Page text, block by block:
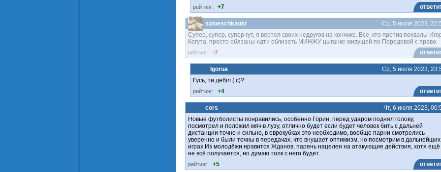
рейтинг: +7
saloeschkaukr
Ср, 5 июля 2023,
Супер, супер, супер гут, я вертел своих недругов на кончике. Все, кто против похвалы
Когута, просто обязаны идти облизать МИНЖУ цыганке живущей по Передовой с право.
рейтинг: -7
Igorua
Ср, 5 июля 2023,
Гусь, ти дебіл ( с)?
рейтинг: +4
cors
Чт, 6 июля 2023,
Новые футболисты понравились, особенно Горин, перед ударом поднял голову,
посмотрел и положил мяч в лузу, отлично будет если будет человек бить с дальней
дистанции точно и сильно, в еврокубках это необходимо, вообще парни смотрелись
уверенно и были точны в передачах, что внушает оптимизм, но посмотрим в дальнейших
играх.Из молодёжи нравится Жданов, парень нацелен на атакующие действия, хотя ещё
не всё получается, но думаю толк с него будет.
рейтинг: +5